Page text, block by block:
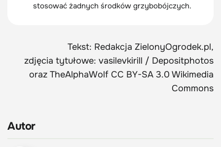
stosować żadnych środków grzybobójczych.
Tekst: Redakcja ZielonyOgrodek.pl,
zdjęcia tytułowe: vasilevkirill / Depositphotos
oraz TheAlphaWolf CC BY-SA 3.0 Wikimedia
Commons
Autor